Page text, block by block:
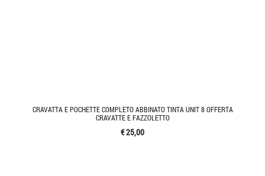
CRAVATTA E POCHETTE COMPLETO ABBINATO TINTA UNIT 8 OFFERTA
CRAVATTE E FAZZOLETTO
€ 25,00